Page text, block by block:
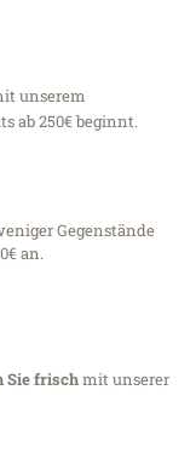
unserem
ab 250€ beginnt.
Gegenstände
an.
Sie frischmit unserer